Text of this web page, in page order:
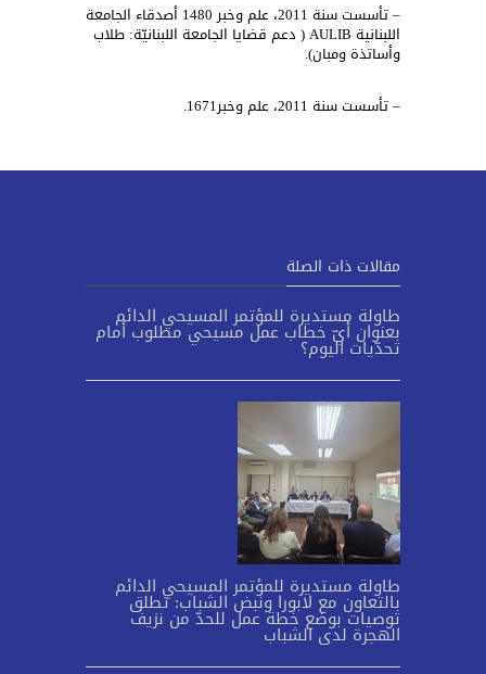
– تأسست سنة 2011، علم وخبر 1480 أصدقاء الجامعة
اللبنانية AULIB ( دعم قضايا الجامعة اللبنانيّة: طلاب
وأساتذة ومبان).
– تأسست سنة 2011، علم وخبر1671.
مقالات ذات الصلة
طاولة مستديرة للمؤتمر المسيحي الدائم
بعنوان أيّ خطاب عمل مسيحي مطلوب أمام
تحدّيات اليوم؟
طاولة مستديرة للمؤتمر المسيحي الدائم
بالتعاون مع لابورا ونبض الشباب: تطلق
توصيات بوضع خطة عمل للحدّ من نزيف
الهجرة لدى الشباب